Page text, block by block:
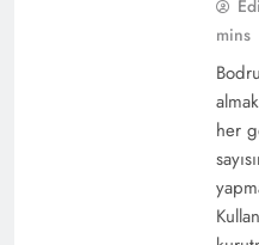
mins
her